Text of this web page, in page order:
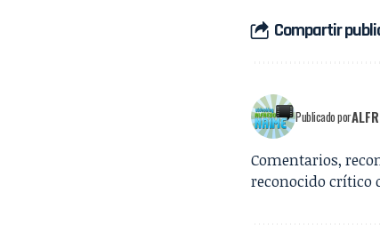
Compartir
Publicado por
Comentarios,
reconocido crítico